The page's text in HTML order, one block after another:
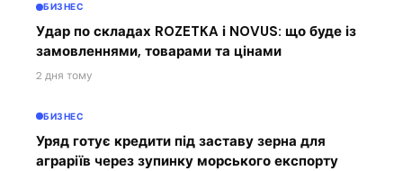
БИЗНЕС
Удар по складах ROZETKA і NOVUS: що буде із
замовленнями, товарами та цінами
2 дня тому
БИЗНЕС
Уряд готує кредити під заставу зерна для
аграріїв через зупинку морського експорту